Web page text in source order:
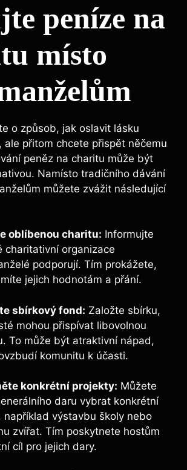
peníze na
místo
o způsob, jak oslavit lásku
ale přitom chcete přispět něčemu
peněz na charitu může být
Namísto tradičního dávání
můžete zvážit následující
oblíbenou charitu: Informujte
charitativní organizace
podporují. Tím prokážete,
jejich hodnotám a přání.
sbírkový fond: Založte sbírku,
mohou přispívat libovolnou
To může být atraktivní nápad,
komunitu k účasti.
konkrétní projekty: Můžete
daru vybrat konkrétní
například výstavbu školy nebo
zvířat. Tím poskytnete hostům
cíl pro jejich dary.